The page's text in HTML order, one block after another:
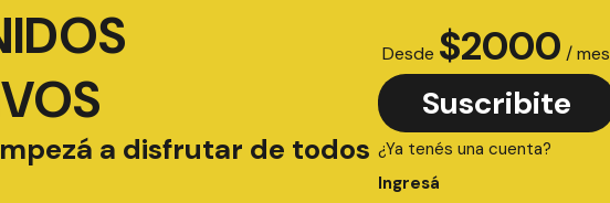
a disfrutar de todos
Desde $2000 / mes
Suscribite
¿Ya tenés una cuenta?
Ingresá